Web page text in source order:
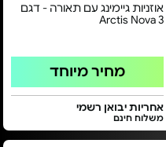
אוזניות גיימינג עם תאורה - דגם
Arctis Nova 3
מחיר מיוחד
אחריות יבואן רשמי
משלוח חינם